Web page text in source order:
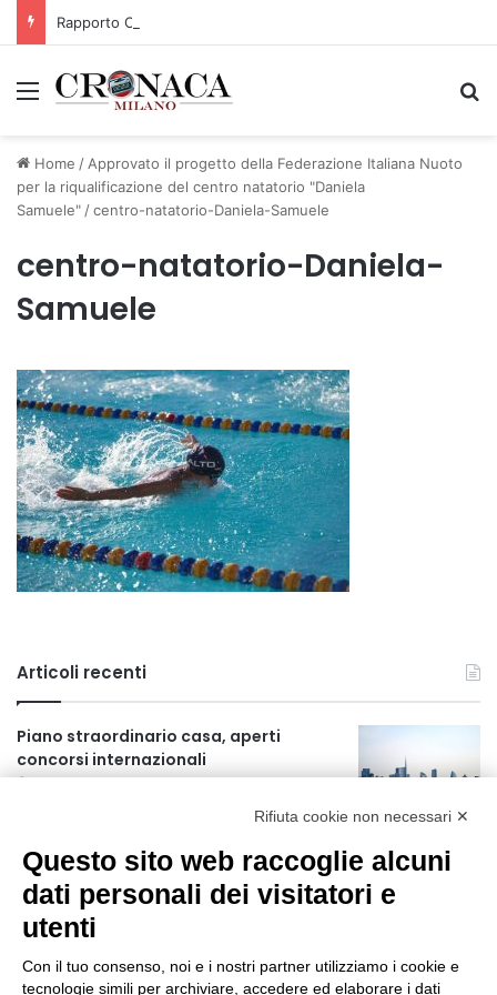
Rapporto OsMed 2025 sull’uso dei farmaci in Italia
Menu
Home / Approvato il progetto della Federazione Italiana Nuoto
per la riqualificazione del centro natatorio "Daniela
Samuele" /centro-natatorio-Daniela-Samuele
centro-natatorio-Daniela-
Samuele
Articoli recenti
Piano straordinario casa, aperti
concorsi internazionali
farmaci in Italia
6 ore fa
Un nuovo modello di IA stima il volume
dei ghiacciai del pianeta
7 ore fa
Rifiuta cookie non necessari ✕
Questo sito web raccoglie alcuni
dati personali dei visitatori e
utenti
Con il tuo consenso, noi e i nostri partner utilizziamo i cookie e
tecnologie simili per archiviare, accedere ed elaborare i dati